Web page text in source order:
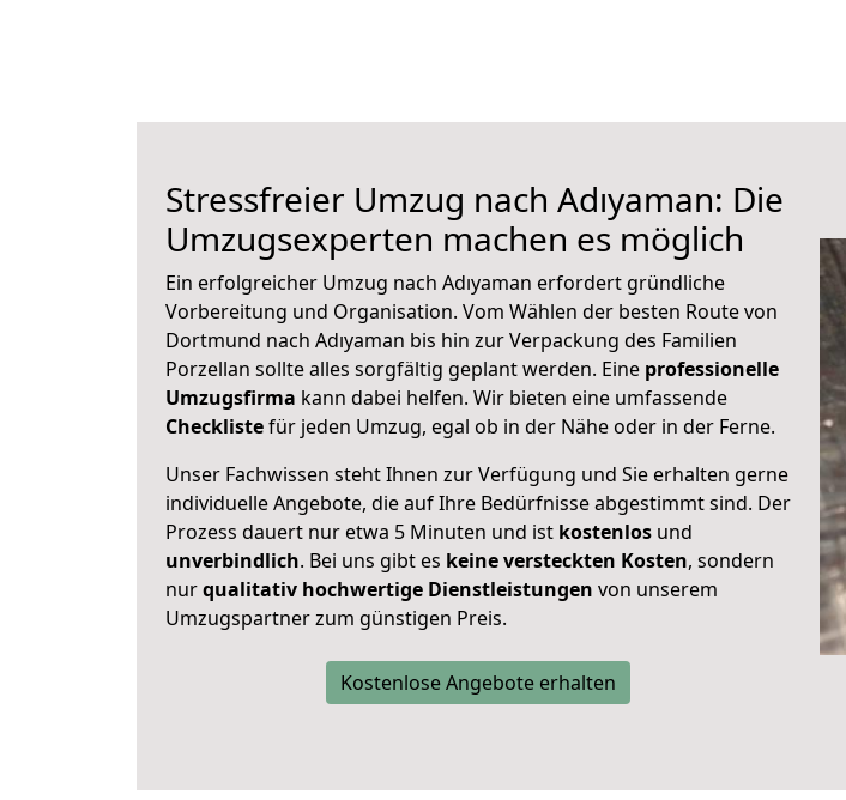
Stressfreier Umzug nach Adıyaman: Die
Umzugsexperten machen es möglich
Ein erfolgreicher Umzug nach Adıyaman erfordert gründliche
Vorbereitung und Organisation. Vom Wählen der besten Route von
Dortmund nach Adıyaman bis hin zur Verpackung des Familien
Porzellan sollte alles sorgfältig geplant werden. Eine professionelle
Umzugsfirma kann dabei helfen. Wir bieten eine umfassende
Checklistefür jeden Umzug, egal ob in der Nähe oder in der Ferne.
Unser Fachwissen steht Ihnen zur Verfügung und Sie erhalten gerne
individuelle Angebote, die auf Ihre Bedürfnisse abgestimmt sind. Der
Prozess dauert nur etwa 5 Minuten und ist kostenlos und
unverbindlich. Bei uns gibt es keine versteckten Kosten, sondern
nurqualitativ hochwertige Dienstleistungen von unserem
Umzugspartner zum günstigen Preis.
Kostenlose Angebote erhalten